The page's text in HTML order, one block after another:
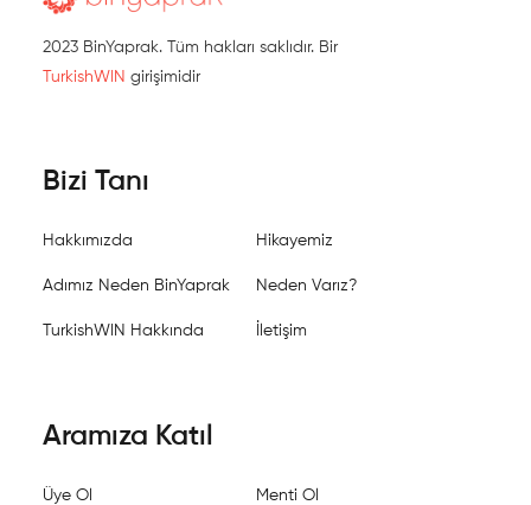
2023 BinYaprak. Tüm hakları saklıdır. Bir
TurkishWIN girişimidir
Bizi Tanı
Hakkımızda Hikayemiz
Adımız Neden BinYaprak Neden Varız?
TurkishWIN Hakkında İletişim
Aramıza Katıl
Üye Ol Menti Ol